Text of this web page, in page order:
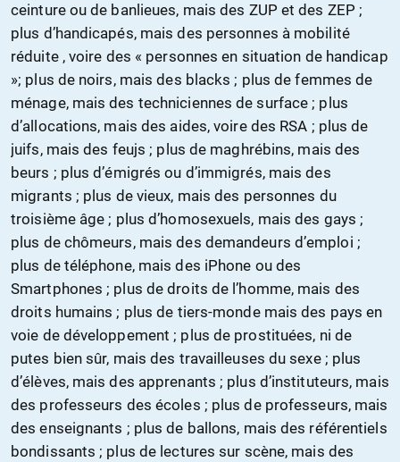
ceinture ou de banlieues, mais des ZUP et des ZEP ;
plus d’handicapés, mais des personnes à mobilité
réduite , voire des « personnes en situation de handicap
»; plus de noirs, mais des blacks ; plus de femmes de
ménage, mais des techniciennes de surface ; plus
d’allocations, mais des aides, voire des RSA ; plus de
juifs, mais des feujs ; plus de maghrébins, mais des
beurs ; plus d’émigrés ou d’immigrés, mais des
migrants ; plus de vieux, mais des personnes du
troisième âge ; plus d’homosexuels, mais des gays ;
plus de chômeurs, mais des demandeurs d’emploi ;
plus de téléphone, mais des iPhone ou des
Smartphones ; plus de droits de l’homme, mais des
droits humains ; plus de tiers-monde mais des pays en
voie de développement ; plus de prostituées, ni de
putes bien sûr, mais des travailleuses du sexe ; plus
d’élèves, mais des apprenants ; plus d’instituteurs, mais
des professeurs des écoles ; plus de professeurs, mais
des enseignants ; plus de ballons, mais des référentiels
bondissants ; plus de lectures sur scène, mais des